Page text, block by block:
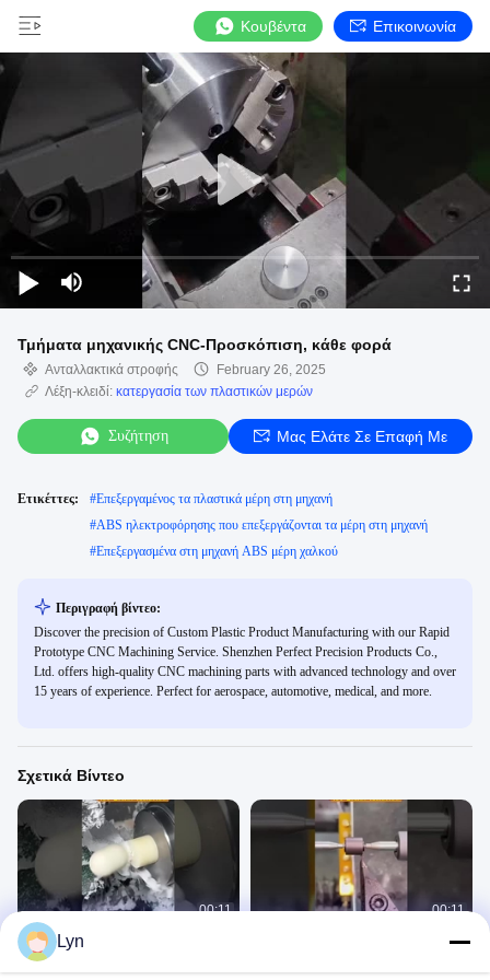
Κουβέντα Επικοινωνία
Τμήματα μηχανικής CNC-Προσκόπιση, κάθε φορά
Ανταλλακτικά στροφής
February 26, 2025
Λέξη-κλειδί: κατεργασία των πλαστικών μερών
Συζήτηση Μας Ελάτε Σε Επαφή Με
Ετικέττες: #Επεξεργαμένος τα πλαστικά μέρη στη μηχανή
#ABS ηλεκτροφόρησης που επεξεργάζονται τα μέρη στη μηχανή
#Επεξεργασμένα στη μηχανή ABS μέρη χαλκού
Περιγραφή βίντεο:
Discover the precision of Custom Plastic Product Manufacturing with our Rapid
Prototype CNC Machining Service. Shenzhen Perfect Precision Products Co.,
Ltd. offers high-quality CNC machining parts with advanced technology and over
15 years of experience. Perfect for aerospace, automotive, medical, and more.
Σχετικά Βίντεο
00:11
Επιστημονικό εγχειρίδιο για την
επεξεργασία με CNC κοπής
00:11
Lyn